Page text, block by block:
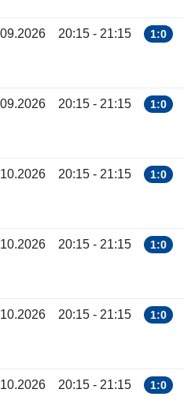
20:15 - 21:15 1:0
20:15 - 21:15 1:0
20:15 - 21:15 1:0
20:15 - 21:15 1:0
20:15 - 21:15 1:0
20:15 - 21:15 1:0